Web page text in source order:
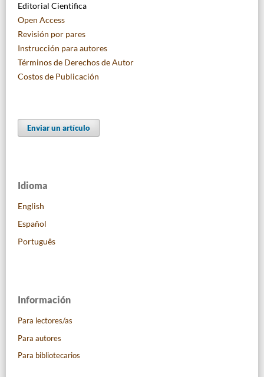
Editorial Cientifica
Open Access
Revisión por pares
Instrucción para autores
Términos de Derechos de Autor
Costos de Publicación
Enviar un artículo
Idioma
English
Español
Português
Información
Para lectores/as
Para autores
Para bibliotecarios